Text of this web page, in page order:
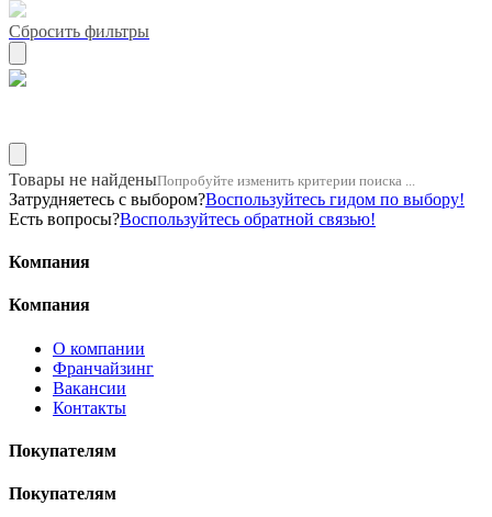
Сбросить фильтры
Товары не найденыПопробуйте изменить критерии поиска ...
Затрудняетесь с выбором?Воспользуйтесь гидом по выбору!
Есть вопросы?Воспользуйтесь обратной связью!
Компания
Компания
О компании
Франчайзинг
Вакансии
Контакты
Покупателям
Покупателям